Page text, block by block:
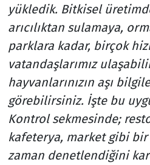
yükledik. Bitkisel
arıcılıktan sulamaya,
parklara kadar, birçok
vatandaşlarımız
hayvanlarınızın aşı
görebilirsiniz. İşte bu
Kontrol sekmesinde;
kafeterya, market gibi
zaman denetlendiğini